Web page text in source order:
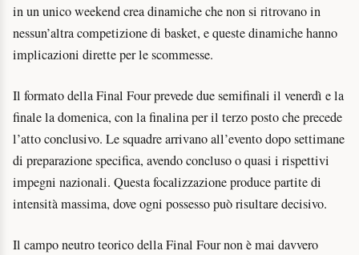
in un unico weekend crea dinamiche che non si ritrovano in
nessun’altra competizione di basket, e queste dinamiche hanno
implicazioni dirette per le scommesse.
Il formato della Final Four prevede due semifinali il venerdì e la
finale la domenica, con la finalina per il terzo posto che precede
l’atto conclusivo. Le squadre arrivano all’evento dopo settimane
di preparazione specifica, avendo concluso o quasi i rispettivi
impegni nazionali. Questa focalizzazione produce partite di
intensità massima, dove ogni possesso può risultare decisivo.
Il campo neutro teorico della Final Four non è mai davvero